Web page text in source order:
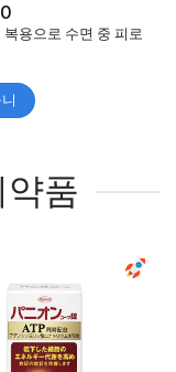
복용으로 수면 중 피로
품